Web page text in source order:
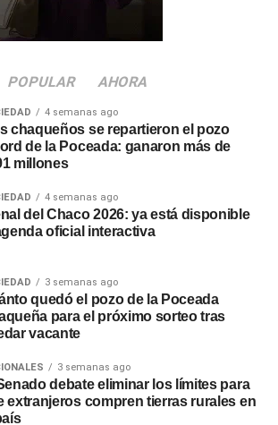
entre el
para construir una ciudad más
POPULAR AHORA
4 semanas ago
chaqueños se repartieron el pozo
de la Poceada: ganaron más de
millones
4 semanas ago
del Chaco 2026: ya está disponible
oficial interactiva
3 semanas ago
quedó el pozo de la Poceada
para el próximo sorteo tras
vacante
3 semanas ago
debate eliminar los límites para
extranjeros compren tierras rurales en